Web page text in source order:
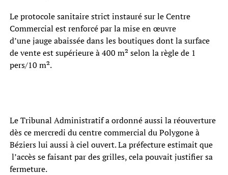
Le protocole sanitaire strict instauré sur le Centre
Commercial est renforcé par la mise en œuvre
d’une jauge abaissée dans les boutiques dont la surface
de vente est supérieure à 400 m² selon la règle de 1
pers/10 m².
Le Tribunal Administratif a ordonné aussi la réouverture
dès ce mercredi du centre commercial du Polygone à
Béziers lui aussi à ciel ouvert. La préfecture estimait que
l’accès se faisant par des grilles, cela pouvait justifier sa
fermeture.